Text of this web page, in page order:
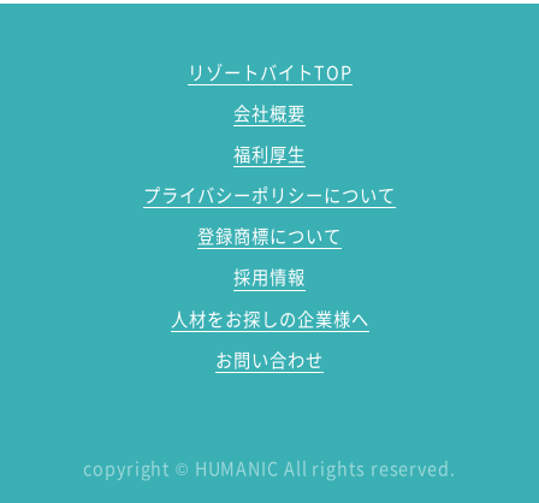
リゾートバイトTOP
会社概要
福利厚生
プライバシーポリシーについて
登録商標について
採用情報
人材をお探しの企業様へ
お問い合わせ
copyright © HUMANIC All rights reserved.